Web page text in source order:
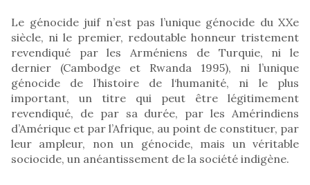
Le génocide juif n’est pas l’unique génocide du XXe
siècle, ni le premier, redoutable honneur tristement
revendiqué par les Arméniens de Turquie, ni le
dernier (Cambodge et Rwanda 1995), ni l’unique
génocide de l’histoire de l‘humanité, ni le plus
important, un titre qui peut être légitimement
revendiqué, de par sa durée, par les Amérindiens
d’Amérique et par l’Afrique, au point de constituer, par
leur ampleur, non un génocide, mais un véritable
sociocide, un anéantissement de la société indigène.